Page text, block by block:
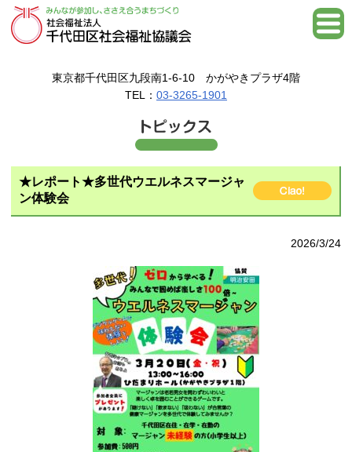
東京都千代田区九段南1-6-10 かがやきプラザ4階
TEL： 03-3265-1901
★レポート★多世代ウエルネスマージャ
ン体験会
2026/3/24